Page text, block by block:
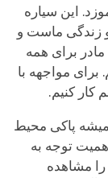
این سیاره
زندگی ماست و
مادر برای همه
برای مواجهه با
کار کنیم.
که همیشه پاکی محیط
توجه به
مشاهده